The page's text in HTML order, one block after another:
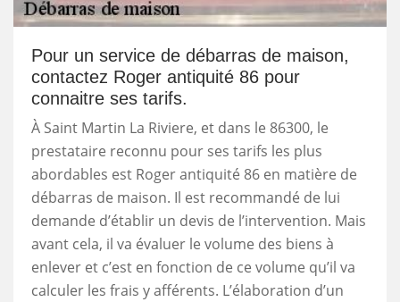
Pour un service de débarras de maison,
contactez Roger antiquité 86 pour
connaitre ses tarifs.
À Saint Martin La Riviere, et dans le 86300, le
prestataire reconnu pour ses tarifs les plus
abordables est Roger antiquité 86 en matière de
débarras de maison. Il est recommandé de lui
demande d’établir un devis de l’intervention. Mais
avant cela, il va évaluer le volume des biens à
enlever et c’est en fonction de ce volume qu’il va
calculer les frais y afférents. L’élaboration d’un